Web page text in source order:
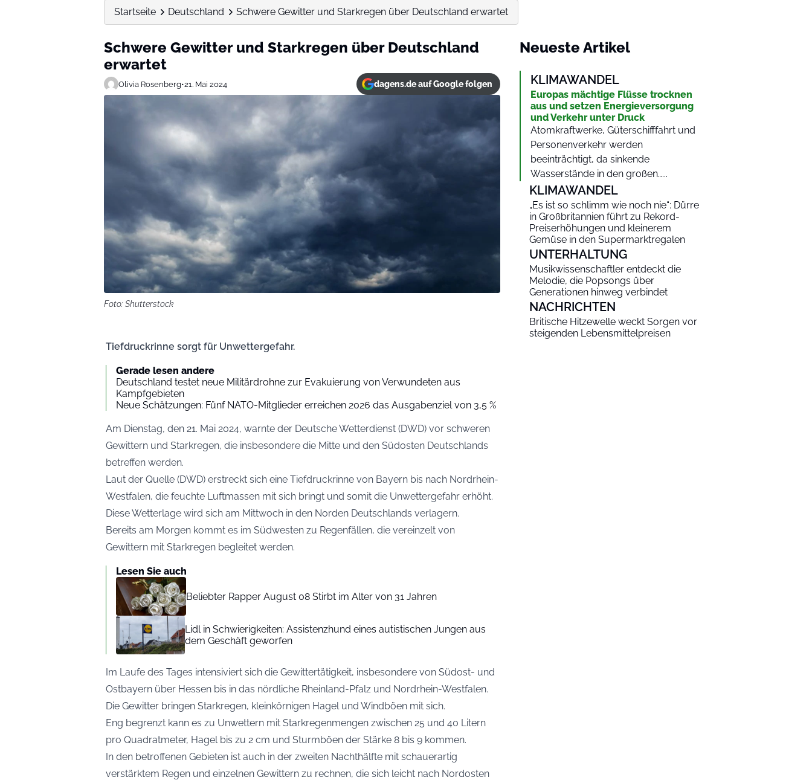
Startseite Deutschland Schwere Gewitter und Starkregen über Deutschland erwartet
Schwere Gewitter und Starkregen über Deutschland
erwartet
Olivia Rosenberg•21. Mai 2024 dagens.de auf Google folgen
Foto: Shutterstock
Tiefdruckrinne sorgt für Unwettergefahr.
Gerade lesen andere
Deutschland testet neue Militärdrohne zur Evakuierung von Verwundeten aus
Kampfgebieten
Neue Schätzungen: Fünf NATO-Mitglieder erreichen 2026 das Ausgabenziel von 3,5 %
Am Dienstag, den 21. Mai 2024, warnte der Deutsche Wetterdienst (DWD) vor schweren
Gewittern und Starkregen, die insbesondere die Mitte und den Südosten Deutschlands
betreffen werden.
Laut der Quelle (DWD) erstreckt sich eine Tiefdruckrinne von Bayern bis nach Nordrhein-
Westfalen, die feuchte Luftmassen mit sich bringt und somit die Unwettergefahr erhöht.
Diese Wetterlage wird sich am Mittwoch in den Norden Deutschlands verlagern.
Bereits am Morgen kommt es im Südwesten zu Regenfällen, die vereinzelt von
Gewittern mit Starkregen begleitet werden.
Lesen Sie auch
Beliebter Rapper August 08 Stirbt im Alter von 31 Jahren
Lidl in Schwierigkeiten: Assistenzhund eines autistischen Jungen aus
dem Geschäft geworfen
Im Laufe des Tages intensiviert sich die Gewittertätigkeit, insbesondere von Südost- und
Ostbayern über Hessen bis in das nördliche Rheinland-Pfalz und Nordrhein-Westfalen.
Die Gewitter bringen Starkregen, kleinkörnigen Hagel und Windböen mit sich.
Eng begrenzt kann es zu Unwettern mit Starkregenmengen zwischen 25 und 40 Litern
pro Quadratmeter, Hagel bis zu 2 cm und Sturmböen der Stärke 8 bis 9 kommen.
In den betroffenen Gebieten ist auch in der zweiten Nachthälfte mit schauerartig
verstärktem Regen und einzelnen Gewittern zu rechnen, die sich leicht nach Nordosten
Neueste Artikel
KLIMAWANDEL
Europas mächtige Flüsse trocknen
aus und setzen Energieversorgung
und Verkehr unter Druck
Atomkraftwerke, Güterschifffahrt und
Personenverkehr werden
beeinträchtigt, da sinkende
Wasserstände in den großen…...
KLIMAWANDEL
„Es ist so schlimm wie noch nie“: Dürre
in Großbritannien führt zu Rekord-
Preiserhöhungen und kleinerem
Gemüse in den Supermarktregalen
UNTERHALTUNG
Musikwissenschaftler entdeckt die
Melodie, die Popsongs über
Generationen hinweg verbindet
NACHRICHTEN
Britische Hitzewelle weckt Sorgen vor
steigenden Lebensmittelpreisen